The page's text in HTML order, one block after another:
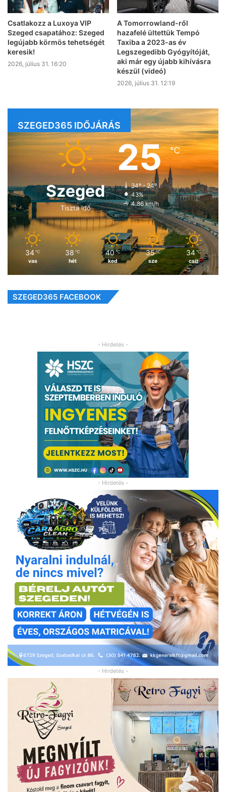
Csatlakozz a Luxoya VIP
Szeged csapatához: Szeged
legújabb körmös tehetségét
keresik!
2026, július 31. 16:20
A Tomorrowland-ről
hazafelé ültettük Tempó
Taxiba a 2023-as év
Legszegedibb Gyógyítóját,
aki már egy újabb kihívásra
készül (videó)
2026, július 31. 12:19
SZEGED365 IDŐJÁRÁS
Szeged
Tiszta idő
25℃
34º - 24º
43%
4.86 km/h
34 ℃
vas
38 ℃
hét
40 ℃
ked
35 ℃
sze
34 ℃
csü
SZEGED365 FACEBOOK
- Hirdetés -
- Hirdetés -
- Hirdetés -